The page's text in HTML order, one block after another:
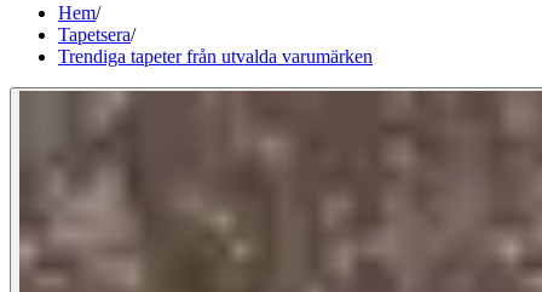
Hem/
Tapetsera/
Trendiga tapeter från utvalda varumärken